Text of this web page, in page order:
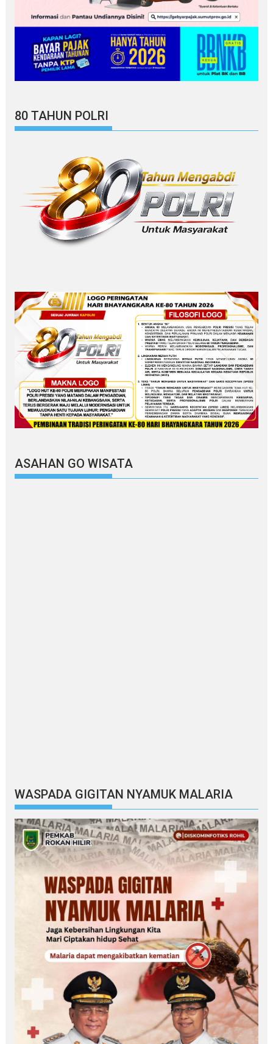
80 TAHUN POLRI
ASAHAN GO WISATA
WASPADA GIGITAN NYAMUK MALARIA